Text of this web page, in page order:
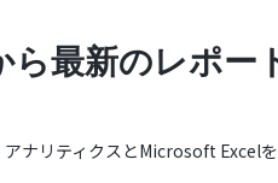
最新のレポ
ナリティクスとMicrosoft Excel